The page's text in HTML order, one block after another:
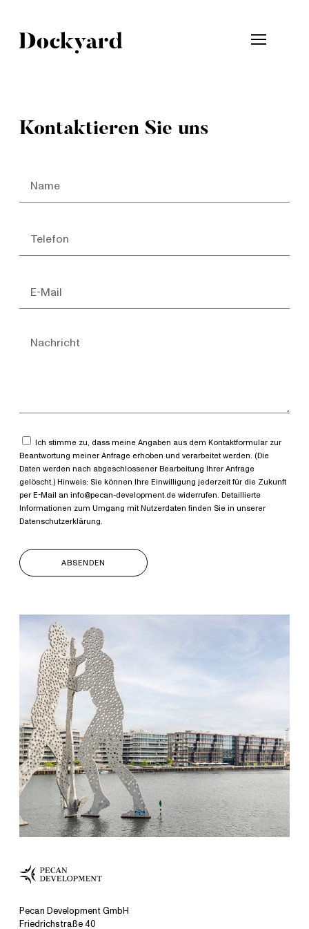
Kontaktieren Sie uns
Ich stimme zu, dass meine Angaben aus dem Kontaktformular zur
Beantwortung meiner Anfrage erhoben und verarbeitet werden. (Die
Daten werden nach abgeschlossener Bearbeitung Ihrer Anfrage
gelöscht.) Hinweis: Sie können Ihre Einwilligung jederzeit für die Zukunft
per E-Mail an info@pecan-development.de widerrufen. Detaillierte
Informationen zum Umgang mit Nutzerdaten finden Sie in unserer
Datenschutzerklärung.
ABSENDEN
Pecan Development GmbH
Friedrichstraße 40